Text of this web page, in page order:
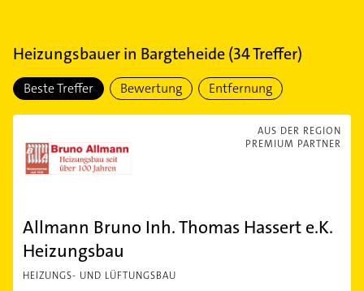
Heizungsbauerin Bargteheide(34Treffer)
Beste Treffer Bewertung Entfernung
AUS DER REGION
PREMIUM PARTNER
Allmann Bruno Inh. Thomas Hassert e.K.
Heizungsbau
HEIZUNGS- UND LÜFTUNGSBAU